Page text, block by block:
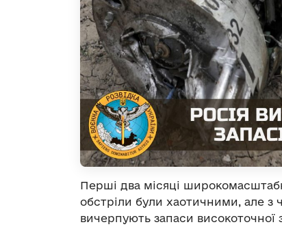
Перші два місяці
обстріли були хаотичними, але з
вичерпують запаси високоточної